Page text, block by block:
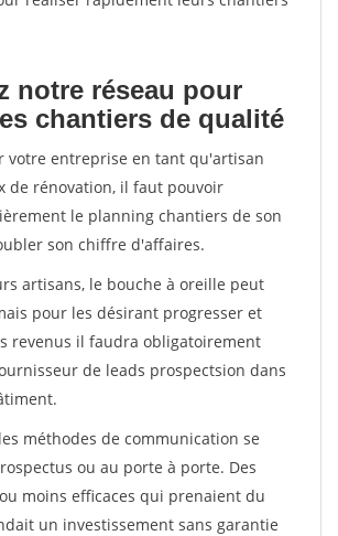
notre réseau pour
chantiers de qualité
votre entreprise en tant qu'artisan
de rénovation, il faut pouvoir
le planning chantiers de son
son chiffre d'affaires.
artisans, le bouche à oreille peut
pour les désirant progresser et
revenus il faudra obligatoirement
de leads prospectsion dans
méthodes de communication se
ou au porte à porte. Des
moins efficaces qui prenaient du
un investissement sans garantie